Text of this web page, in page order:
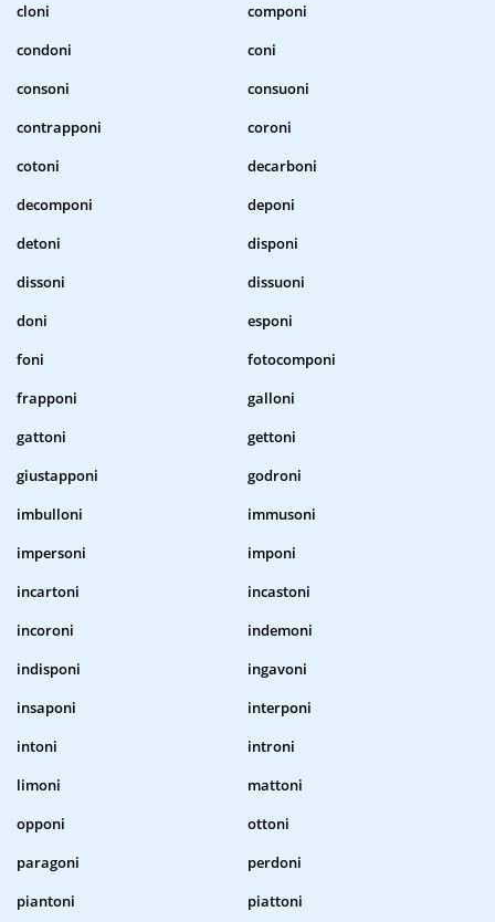
cloni
componi
condoni
coni
consoni
consuoni
contrapponi
coroni
cotoni
decarboni
decomponi
deponi
detoni
disponi
dissoni
dissuoni
doni
esponi
foni
fotocomponi
frapponi
galloni
gattoni
gettoni
giustapponi
godroni
imbulloni
immusoni
impersoni
imponi
incartoni
incastoni
incoroni
indemoni
indisponi
ingavoni
insaponi
interponi
intoni
introni
limoni
mattoni
opponi
ottoni
paragoni
perdoni
piantoni
piattoni